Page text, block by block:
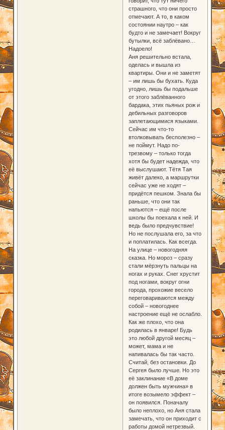
страшного, что они просто
отмечают. А то, в каком
состоянии наутро – как
будто и не замечает! Вокруг
бутылки, всё заблёвано…
Надоело!
Аня решительно встала,
оделась и вышла из
квартиры. Они и не заметят
– им лишь бы бухать. Куда
угодно, лишь бы подальше
от этого заблёванного
бардака, этих пьяных рож и
дебильных разговоров
заплетающимися языками.
Сейчас им что-то
втолковывать бесполезно –
не поймут. Надо по-
трезвому – только тогда
хотя бы будет надежда, что
её выслушают. Тётя Тая
живёт далеко, а маршрутки
сейчас уже не ходят –
придётся пешком. Знала бы
раньше, что они так
напьются – ещё после
школы бы поехала к ней. И
ведь было предчувствие!
Но не послушала его, за что
и поплатилась. Как всегда.
На улице – новогодняя
сказка. Но мороз – сразу
стали мёрзнуть пальцы на
ногах и руках. Снег хрустит
под ногами, вокруг огни
города, прохожие весело
переговариваются между
собой – новогоднее
настроение ещё не ослабло.
Как же плохо, что она
родилась в январе! Будь
это любой другой месяц –
может, мама и не
напивалась бы так часто.
Считай, без остановки. До
Сергея было лучше. Но это
её заклинание «В доме
должен быть мужчина» в
итоге возымело эффект –
он появился. Поначалу
было неплохо, но Аня стала
замечать, что он приходит с
работы домой нетрезвый.